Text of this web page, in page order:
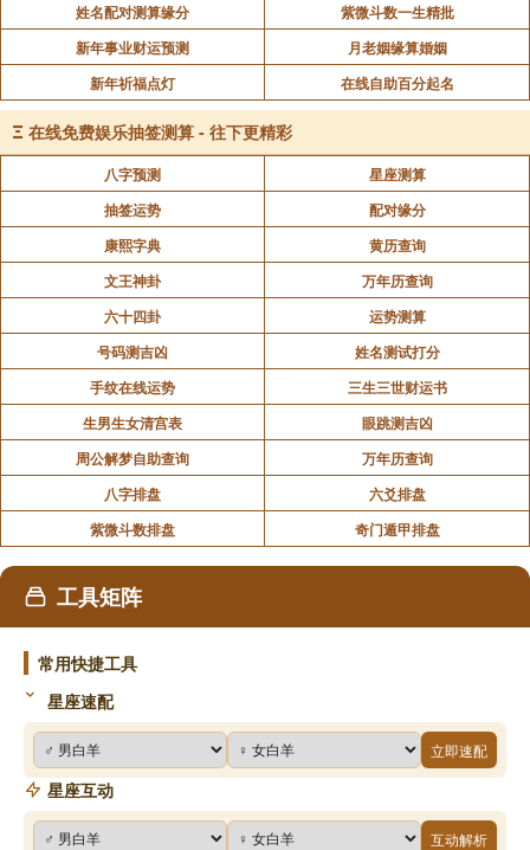
《易经》第十三卦 同人 天火同人 乾上离下
《易经》第十四卦 大有 火天大有 离上乾下
《易经》第十五卦 谦 地山谦 坤上艮下
《易经》第十六卦 豫 雷地豫 震上坤下
《易经》第十七卦 随 泽雷随 兑上震下
《易经》第十八卦 蛊 山风蛊 艮上巽下
《易经》第十九卦 临 地泽临 坤上兑下
《易经》第二十卦 观 风地观 巽上坤下
《易经》第二十一卦 噬嗑 火雷噬嗑 离上震下
《易经》第二十二卦 贲 山火贲 艮上离下
《易经》第二十三卦 剥 山地剥 艮上坤下
《易经》第二十四卦 复 地雷复 坤上震下
《易经》第二十五卦 无妄 天雷无妄 乾上震下
姓名配对测算缘分
紫微斗数一生精批
新年事业财运预测
月老姻缘算婚姻
新年祈福点灯
在线自助百分起名
Ξ 在线免费娱乐抽签测算 - 往下更精彩
八字预测
星座测算
抽签运势
配对缘分
康熙字典
黄历查询
文王神卦
万年历查询
六十四卦
运势测算
号码测吉凶
姓名测试打分
手纹在线运势
三生三世财运书
生男生女清宫表
眼跳测吉凶
周公解梦自助查询
万年历查询
八字排盘
六爻排盘
紫微斗数排盘
奇门遁甲排盘
工具矩阵
常用快捷工具
星座速配
立即速配
星座互动
互动解析